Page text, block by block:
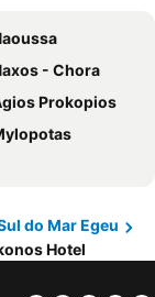
- Chora
Prokopios
do Mar Egeu
Hotel